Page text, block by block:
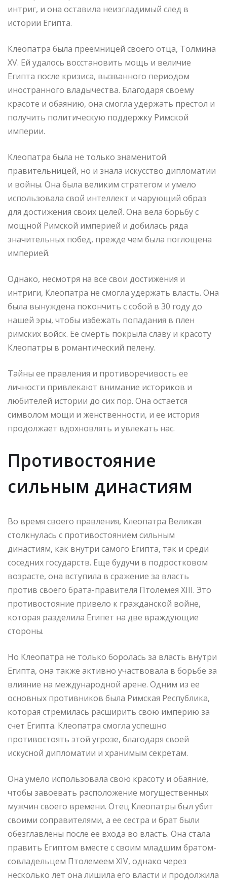
интриг, и она оставила неизгладимый след в
истории Египта.
Клеопатра была преемницей своего отца, Толмина
XV. Ей удалось восстановить мощь и величие
Египта после кризиса, вызванного периодом
иностранного владычества. Благодаря своему
красоте и обаянию, она смогла удержать престол и
получить политическую поддержку Римской
империи.
Клеопатра была не только знаменитой
правительницей, но и знала искусство дипломатии
и войны. Она была великим стратегом и умело
использовала свой интеллект и чарующий образ
для достижения своих целей. Она вела борьбу с
мощной Римской империей и добилась ряда
значительных побед, прежде чем была поглощена
империей.
Однако, несмотря на все свои достижения и
интриги, Клеопатра не смогла удержать власть. Она
была вынуждена покончить с собой в 30 году до
нашей эры, чтобы избежать попадания в плен
римских войск. Ее смерть покрыла славу и красоту
Клеопатры в романтический пелену.
Тайны ее правления и противоречивость ее
личности привлекают внимание историков и
любителей истории до сих пор. Она остается
символом мощи и женственности, и ее история
продолжает вдохновлять и увлекать нас.
Противостояние
сильным династиям
Во время своего правления, Клеопатра Великая
столкнулась с противостоянием сильным
династиям, как внутри самого Египта, так и среди
соседних государств. Еще будучи в подростковом
возрасте, она вступила в сражение за власть
против своего брата-правителя Птолемея XIII. Это
противостояние привело к гражданской войне,
которая разделила Египет на две враждующие
стороны.
Но Клеопатра не только боролась за власть внутри
Египта, она также активно участвовала в борьбе за
влияние на международной арене. Одним из ее
основных противников была Римская Республика,
которая стремилась расширить свою империю за
счет Египта. Клеопатра смогла успешно
противостоять этой угрозе, благодаря своей
искусной дипломатии и хранимым секретам.
Она умело использовала свою красоту и обаяние,
чтобы завоевать расположение могущественных
мужчин своего времени. Отец Клеопатры был убит
своими соправителями, а ее сестра и брат были
обезглавлены после ее входа во власть. Она стала
править Египтом вместе с своим младшим братом-
совладельцем Птолемеем XIV, однако через
несколько лет она лишила его власти и продолжила